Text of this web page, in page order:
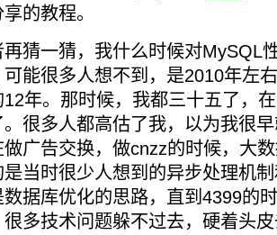
的教程。
猜一猜，我什么时候对MySQL
能很多人想不到，是2010年左
年。那时候，我都三十五了，
很多人都高估了我，以为我很
广告交换，做cnzz的时候，大
当时很少人想到的异步处理机
数据库优化的思路，直到4399的
多技术问题躲不过去，硬着头